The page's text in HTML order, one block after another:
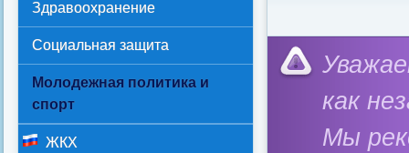
Категория:
как
Мы
Здравоохранение
Социальная защита
Молодежная политика и
спорт
ЖКХ